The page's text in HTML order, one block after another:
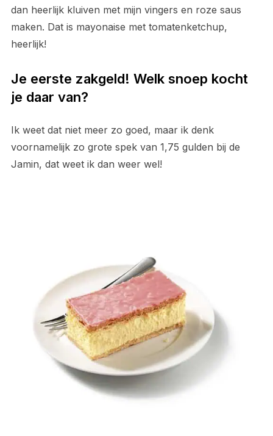
dan heerlijk kluiven met mijn vingers en roze saus
maken. Dat is mayonaise met tomatenketchup,
heerlijk!
Je eerste zakgeld! Welk snoep kocht
je daar van?
Ik weet dat niet meer zo goed, maar ik denk
voornamelijk zo grote spek van 1,75 gulden bij de
Jamin, dat weet ik dan weer wel!